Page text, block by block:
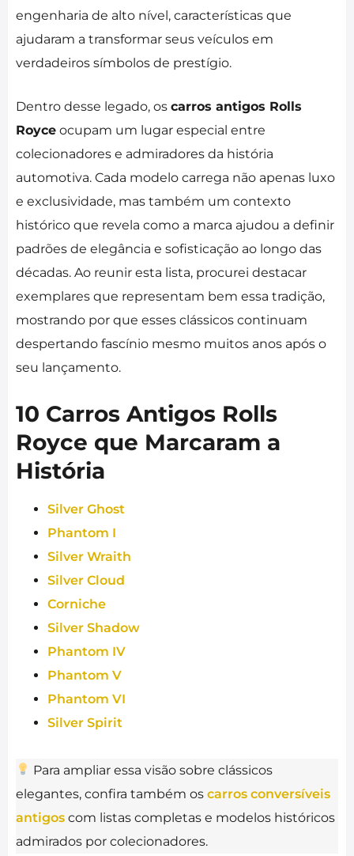
engenharia de alto nível, características que
ajudaram a transformar seus veículos em
verdadeiros símbolos de prestígio.
Dentro desse legado, os carros antigos Rolls
Royce ocupam um lugar especial entre
colecionadores e admiradores da história
automotiva. Cada modelo carrega não apenas luxo
e exclusividade, mas também um contexto
histórico que revela como a marca ajudou a definir
padrões de elegância e sofisticação ao longo das
décadas. Ao reunir esta lista, procurei destacar
exemplares que representam bem essa tradição,
mostrando por que esses clássicos continuam
despertando fascínio mesmo muitos anos após o
seu lançamento.
10 Carros Antigos Rolls
Royce que Marcaram a
História
Silver Ghost
Phantom I
Silver Wraith
Silver Cloud
Corniche
Silver Shadow
Phantom IV
Phantom V
Phantom VI
Silver Spirit
Para ampliar essa visão sobre clássicos
elegantes, confira também os carros conversíveis
antigos com listas completas e modelos históricos
admirados por colecionadores.